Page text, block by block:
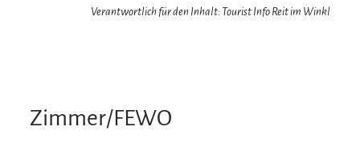
und einem Schrank möbliert. Zur voll
Verantwortlich für den Inhalt: Tourist Info Reit im Winkl
Zimmer/FEWO